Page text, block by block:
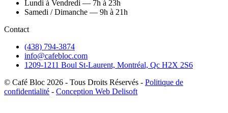
Lundi à Vendredi — 7h à 23h
Samedi / Dimanche — 9h à 21h
Contact
(438) 794-3874
info@cafebloc.com
1209-1211 Boul St-Laurent, Montréal, Qc H2X 2S6
© Café Bloc 2026 - Tous Droits Réservés - Politique de
confidentialité - Conception Web Delisoft